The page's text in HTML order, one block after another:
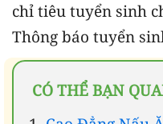
chỉ tiêu tuyển sinh
Thông báo tuyển
CÓ THỂ BẠN